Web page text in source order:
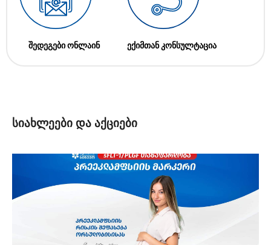
შედეგები ონლაინ ექიმთან კონსულტაცია
სიახლეები და აქციები